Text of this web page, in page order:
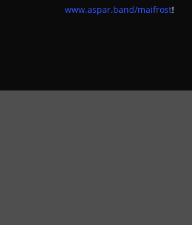
www.aspar.band/maifrost!